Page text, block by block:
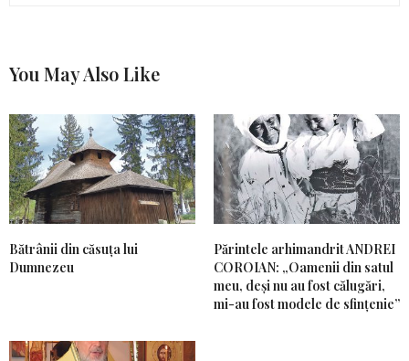
You May Also Like
Bătrânii din căsuța lui
Dumnezeu
Părintele arhimandrit ANDREI
COROIAN: „Oamenii din satul
meu, deși nu au fost călugări,
mi-au fost modele de sfințenie”